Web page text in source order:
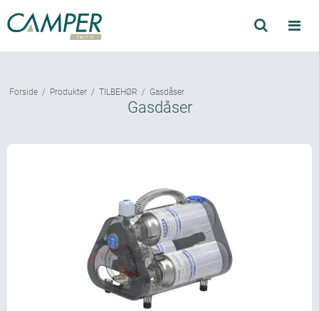
Forside / Produkter / TILBEHØR / Gasdåser
Gasdåser